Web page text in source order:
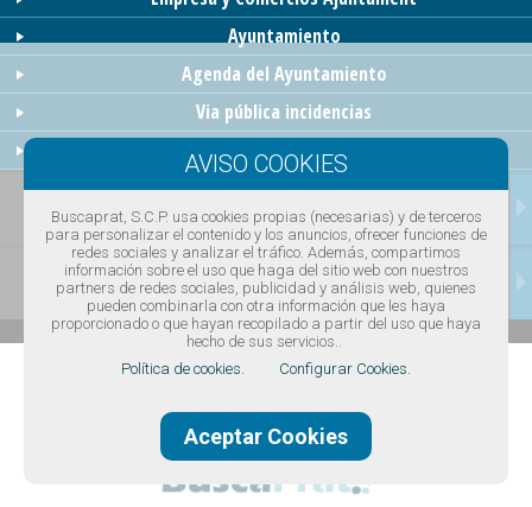
Ayuntamiento
Agenda del Ayuntamiento
Via pública incidencias
El Prat Digital
TRANSPORTES
CONTACTAR
Buscaprat, S.C.P. usa cookies propias (necesarias) y de terceros
para personalizar el contenido y los anuncios, ofrecer funciones de
redes sociales y analizar el tráfico. Además, compartimos
información sobre el uso que haga del sitio web con nuestros
partners de redes sociales, publicidad y análisis web, quienes
pueden combinarla con otra información que les haya
proporcionado o que hayan recopilado a partir del uso que haya
hecho de sus servicios..
Política de cookies.
Configurar Cookies.
Aceptar Cookies